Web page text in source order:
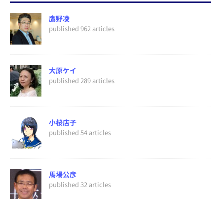
鷹野凌
published 962 articles
大原ケイ
published 289 articles
小桜店子
published 54 articles
馬場公彦
published 32 articles